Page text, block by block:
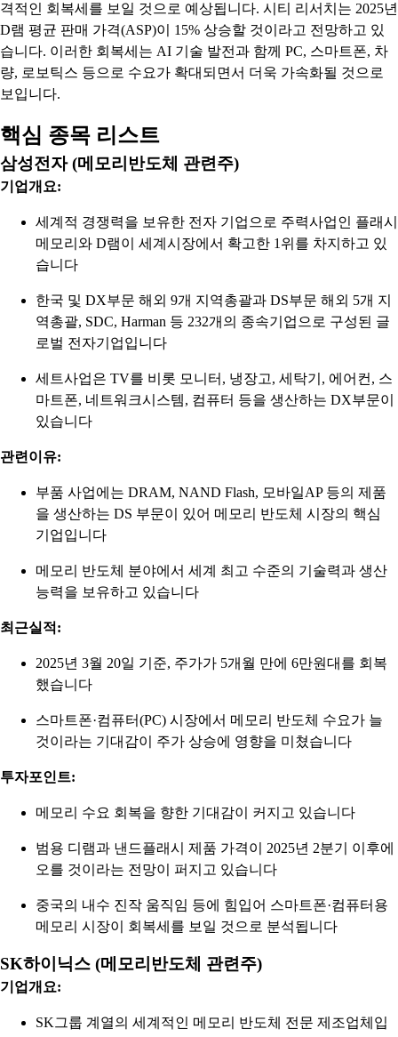
격적인 회복세를 보일 것으로 예상됩니다. 시티 리서치는 2025년
D램 평균 판매 가격(ASP)이 15% 상승할 것이라고 전망하고 있
습니다. 이러한 회복세는 AI 기술 발전과 함께 PC, 스마트폰, 차
량, 로보틱스 등으로 수요가 확대되면서 더욱 가속화될 것으로
보입니다.
핵심 종목 리스트
삼성전자 (메모리반도체 관련주)
기업개요:
세계적 경쟁력을 보유한 전자 기업으로 주력사업인 플래시
메모리와 D램이 세계시장에서 확고한 1위를 차지하고 있
습니다
한국 및 DX부문 해외 9개 지역총괄과 DS부문 해외 5개 지
역총괄, SDC, Harman 등 232개의 종속기업으로 구성된 글
로벌 전자기업입니다
세트사업은 TV를 비롯 모니터, 냉장고, 세탁기, 에어컨, 스
마트폰, 네트워크시스템, 컴퓨터 등을 생산하는 DX부문이
있습니다
관련이유:
부품 사업에는 DRAM, NAND Flash, 모바일AP 등의 제품
을 생산하는 DS 부문이 있어 메모리 반도체 시장의 핵심
기업입니다
메모리 반도체 분야에서 세계 최고 수준의 기술력과 생산
능력을 보유하고 있습니다
최근실적:
2025년 3월 20일 기준, 주가가 5개월 만에 6만원대를 회복
했습니다
스마트폰·컴퓨터(PC) 시장에서 메모리 반도체 수요가 늘
것이라는 기대감이 주가 상승에 영향을 미쳤습니다
투자포인트:
메모리 수요 회복을 향한 기대감이 커지고 있습니다
범용 디램과 낸드플래시 제품 가격이 2025년 2분기 이후에
오를 것이라는 전망이 퍼지고 있습니다
중국의 내수 진작 움직임 등에 힘입어 스마트폰·컴퓨터용
메모리 시장이 회복세를 보일 것으로 분석됩니다
SK하이닉스 (메모리반도체 관련주)
기업개요:
SK그룹 계열의 세계적인 메모리 반도체 전문 제조업체입